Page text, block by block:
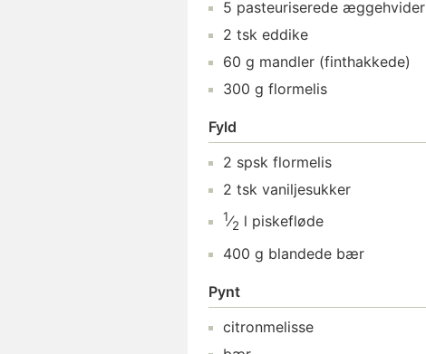
5 pasteuriserede æggehvider
2 tsk eddike
60 g mandler (finthakkede)
300 g flormelis
Fyld
2 spsk flormelis
2 tsk vaniljesukker
1⁄2 l piskefløde
400 g blandede bær
Pynt
citronmelisse